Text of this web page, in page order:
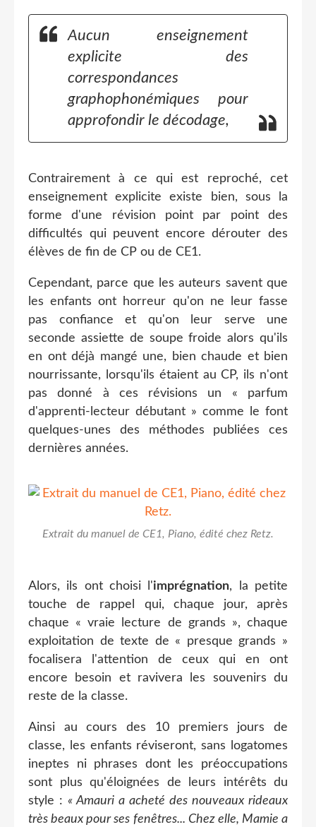
Aucun enseignement
explicite des
correspondances
graphophonémiques pour
approfondir le décodage,
Contrairement à ce qui est reproché, cet
enseignement explicite existe bien, sous la
forme d'une révision point par point des
difficultés qui peuvent encore dérouter des
élèves de fin de CP ou de CE1.
Cependant, parce que les auteurs savent que
les enfants ont horreur qu'on ne leur fasse
pas confiance et qu'on leur serve une
seconde assiette de soupe froide alors qu'ils
en ont déjà mangé une, bien chaude et bien
nourrissante, lorsqu'ils étaient au CP, ils n'ont
pas donné à ces révisions un « parfum
d'apprenti-lecteur débutant » comme le font
quelques-unes des méthodes publiées ces
dernières années.
Extrait du manuel de CE1, Piano, édité chez Retz.
Alors, ils ont choisi l'imprégnation, la petite
touche de rappel qui, chaque jour, après
chaque « vraie lecture de grands », chaque
exploitation de texte de « presque grands »
focalisera l'attention de ceux qui en ont
encore besoin et ravivera les souvenirs du
reste de la classe.
Ainsi au cours des 10 premiers jours de
classe, les enfants réviseront, sans logatomes
ineptes ni phrases dont les préoccupations
sont plus qu'éloignées de leurs intérêts du
style : « Amauri a acheté des nouveaux rideaux
très beaux pour ses fenêtres... Chez elle, Mamie a